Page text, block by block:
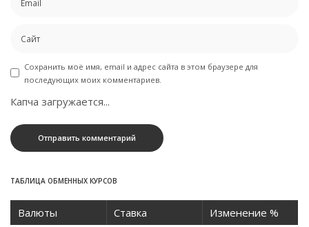
Сохранить моё имя, email и адрес сайта в этом браузере для
последующих моих комментариев.
Капча загружается...
ТАБЛИЦА ОБМЕННЫХ КУРСОВ
Валюты Ставка
Изменение %